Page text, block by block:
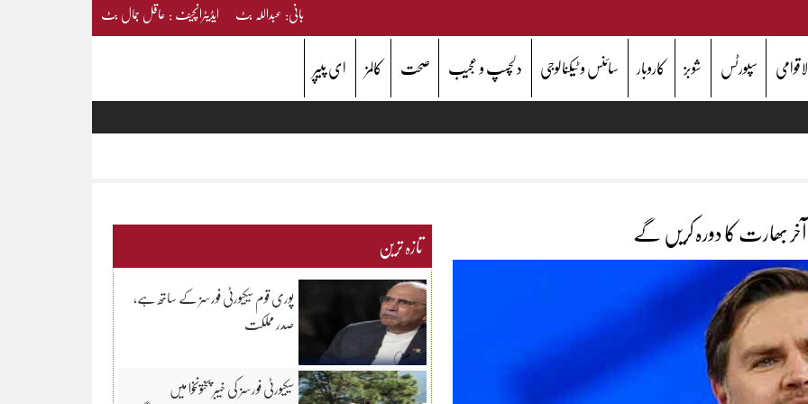
بانی: عبداللہ بٹ ایڈیٹرانچیف : عاقل جمال بٹ
سپورٹس شوبز کاروبار سائنس و ٹیکنالوجی دلچسپ و عجیب صحت کالمز ای پیپر
بھارت کا دورہ کریں گے تازہ ترین
پوری قوم سیکیورٹی فورسز کے ساتھ ہے،
صدر مملکت
سیکیورٹی فورسز کی خیبر پختونخوا میں